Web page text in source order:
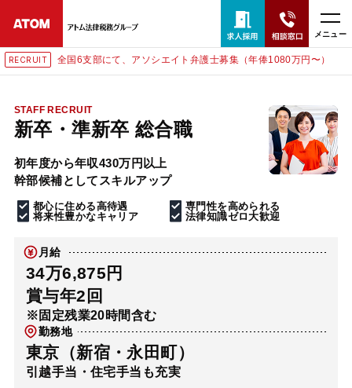
メニュー
全国6支部にて、アソシエイト弁護士募集（年俸1080万円〜）
STAFF RECRUIT
新卒・準新卒 総合職
初年度から年収430万円以上
幹部候補としてスキルアップ
都心に住める高待遇
専門性を高められる
将来性豊かなキャリア
法律知識ゼロ大歓迎
月給
34万6,875円
賞与年2回
※固定残業20時間含む
勤務地
東京（新宿・永田町）
引越手当・住宅手当も充実
24時間365日全国対応
無料相談窓口はこちら
電話・LINE・メールで相談予約受付中
ホーム
解決実績
アクセス
弁護士・税理士